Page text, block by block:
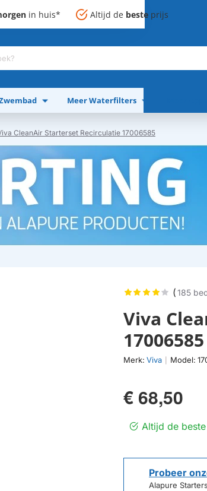
in huis* Altijd de beste prijs
Meer Waterfilters
CleanAir Starterset Recirculatie 17006585
Viva
17006585
Merk: Viva Model:
(185
€ 68,50
Altijd de
Probeer
Alapure